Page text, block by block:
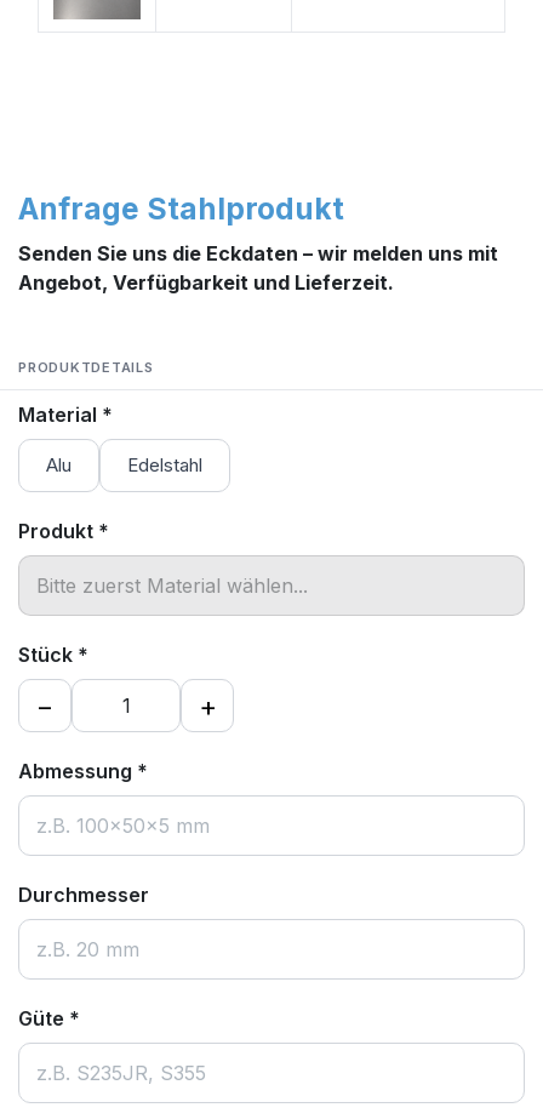
Anfrage Stahlprodukt
Senden Sie uns die Eckdaten – wir melden uns mit
Angebot, Verfügbarkeit und Lieferzeit.
PRODUKTDETAILS
Material *
Alu Edelstahl
Produkt *
Stück *
− +
Abmessung *
Durchmesser
Güte *